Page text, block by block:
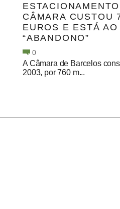
CÂMARA CUSTOU
EUROS E ESTÁ AO
“ABANDONO”
0
A Câmara de Barcelos
2003, por 760 m...